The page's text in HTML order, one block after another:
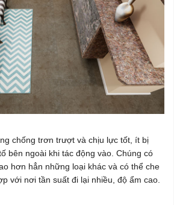
chống trơn trượt và chịu lực tốt, ít bị
bên ngoài khi tác động vào. Chúng có
hơn hẳn những loại khác và có thể che
với nơi tần suất đi lại nhiều, độ ẩm cao.